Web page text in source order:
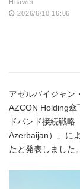
Huawei
2026/6/10 16:06
アゼルバイジャン
AZCON Holding傘
ドバンド接続戦
Azerbaijan）」に
たと発表しました。